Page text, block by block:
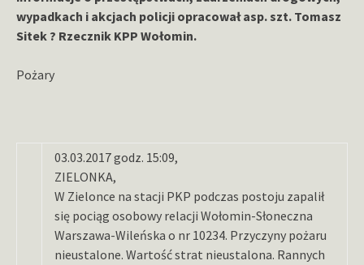
wypadkach i akcjach policji opracował asp. szt. Tomasz
Sitek ? Rzecznik KPP Wołomin.
Pożary
03.03.2017 godz. 15:09,
ZIELONKA,
W Zielonce na stacji PKP podczas postoju zapalił
się pociąg osobowy relacji Wołomin-Słoneczna
Warszawa-Wileńska o nr 10234. Przyczyny pożaru
nieustalone. Wartość strat nieustalona. Rannych